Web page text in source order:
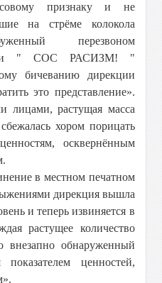
признаку и не
на стрёме колокола
перезвоном
" СОС РАСИЗМ! "
бичеванию дирекции
это представление».
лицами, растущая масса
хором порицать
осквернённым
в местном печатном
дирекция вышла
и теперь извиняется в
растущее количество
обнаруженный
ценностей,